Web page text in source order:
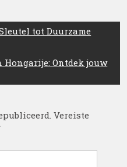
tot Duurzame
Ontdek jouw
Vereiste